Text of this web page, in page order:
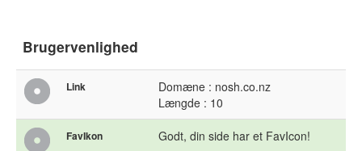
Brugervenlighed
Link
Domæne : nosh.co.nz
Længde : 10
FavIkon Godt, din side har et FavIcon!